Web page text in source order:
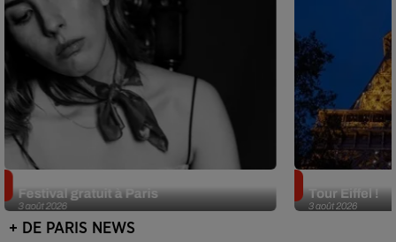
3 août 2026
Festival gratuit à Paris
3 août 2026
Tour Eiffel !
+ DE PARIS NEWS